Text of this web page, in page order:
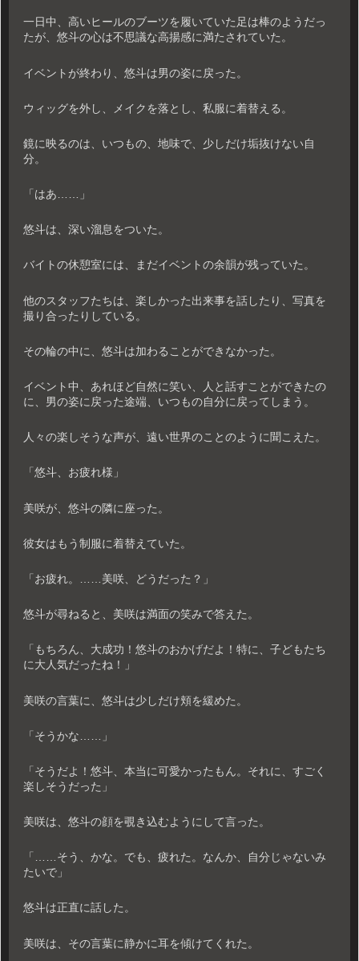
一日中、高いヒールのブーツを履いていた足は棒のようだっ
たが、悠斗の心は不思議な高揚感に満たされていた。
イベントが終わり、悠斗は男の姿に戻った。
ウィッグを外し、メイクを落とし、私服に着替える。
鏡に映るのは、いつもの、地味で、少しだけ垢抜けない自
分。
「はあ……」
悠斗は、深い溜息をついた。
バイトの休憩室には、まだイベントの余韻が残っていた。
他のスタッフたちは、楽しかった出来事を話したり、写真を
撮り合ったりしている。
その輪の中に、悠斗は加わることができなかった。
イベント中、あれほど自然に笑い、人と話すことができたの
に、男の姿に戻った途端、いつもの自分に戻ってしまう。
人々の楽しそうな声が、遠い世界のことのように聞こえた。
「悠斗、お疲れ様」
美咲が、悠斗の隣に座った。
彼女はもう制服に着替えていた。
「お疲れ。……美咲、どうだった？」
悠斗が尋ねると、美咲は満面の笑みで答えた。
「もちろん、大成功！悠斗のおかげだよ！特に、子どもたち
に大人気だったね！」
美咲の言葉に、悠斗は少しだけ頬を緩めた。
「そうかな……」
「そうだよ！悠斗、本当に可愛かったもん。それに、すごく
楽しそうだった」
美咲は、悠斗の顔を覗き込むようにして言った。
「……そう、かな。でも、疲れた。なんか、自分じゃないみ
たいで」
悠斗は正直に話した。
美咲は、その言葉に静かに耳を傾けてくれた。